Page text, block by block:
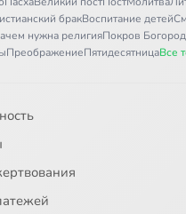
бракВоспитание детей
нужна религияПокров
ПреображениеПятидесятницаВсе